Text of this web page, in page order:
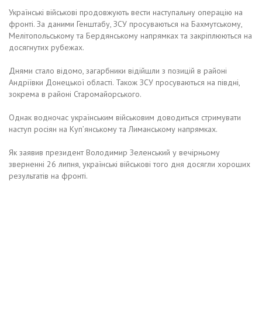
Українські військові продовжують вести наступальну операцію на
фронті. За даними Генштабу, ЗСУ просуваються на Бахмутському,
Мелітопольському та Бердянському напрямках та закріплюються на
досягнутих рубежах.
Днями стало відомо, загарбники відійшли з позицій в районі
Андріївки Донецької області. Також ЗСУ просуваються на півдні,
зокрема в районі Старомайорського.
Однак водночас українським військовим доводиться стримувати
наступ росіян на Куп’янському та Лиманському напрямках.
Як заявив президент Володимир Зеленський у вечірньому
зверненні 26 липня, українські військові того дня досягли хороших
результатів на фронті.